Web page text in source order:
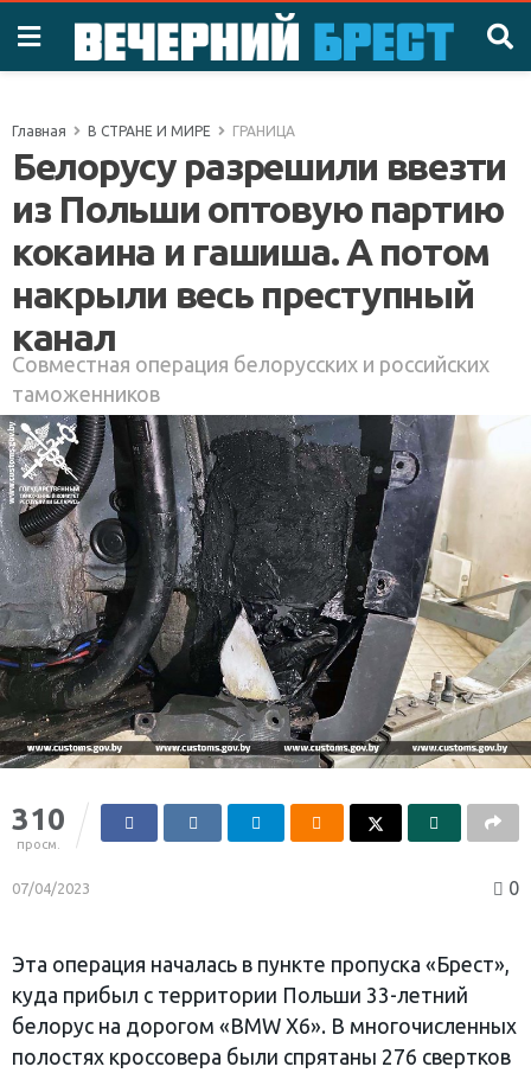
Главная В СТРАНЕ И МИРЕ ГРАНИЦА
Белорусу разрешили ввезти
из Польши оптовую партию
кокаина и гашиша. А потом
накрыли весь преступный
канал
Совместная операция белорусских и российских
таможенников
310
просм.
07/04/2023 0
Эта операция началась в пункте пропуска «Брест»,
куда прибыл с территории Польши 33-летний
белорус на дорогом «BMW X6». В многочисленных
полостях кроссовера были спрятаны 276 свертков